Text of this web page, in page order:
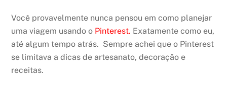
Você provavelmente nunca pensou em como planejar
uma viagem usando o Pinterest. Exatamente como eu,
até algum tempo atrás. Sempre achei que o Pinterest
se limitava a dicas de artesanato, decoração e
receitas.